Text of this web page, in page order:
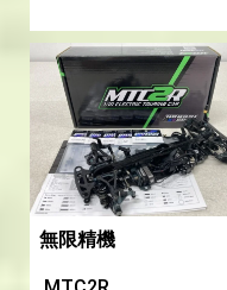
無限精機